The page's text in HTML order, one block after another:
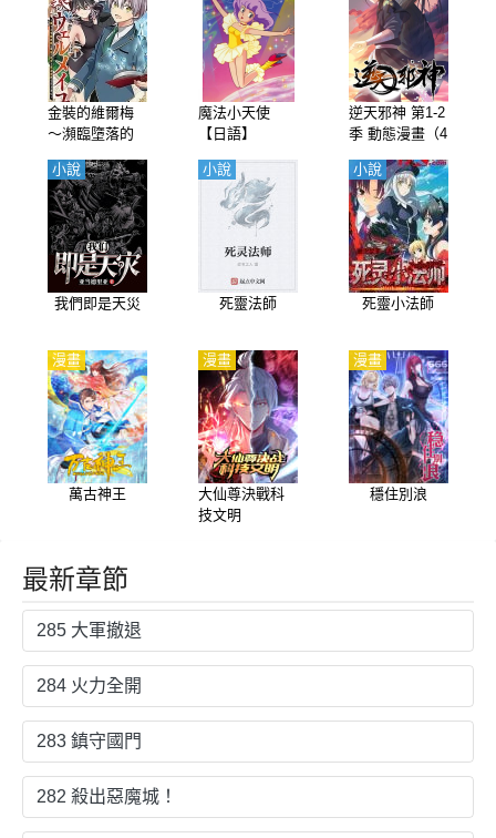
金裝的維爾梅
～瀕臨墮落的
的災厄一起衝
入魔法世界～
【日語】
魔法小天使
【日語】
逆天邪神 第1-2
季 動態漫畫（4
我們即是天災
小說
死靈法師
小說
死靈小法師
小說
萬古神王
漫畫
大仙尊決戰科
技文明
漫畫
穩住別浪
漫畫
最新章節
285 大軍撤退
284 火力全開
283 鎮守國門
282 殺出惡魔城！